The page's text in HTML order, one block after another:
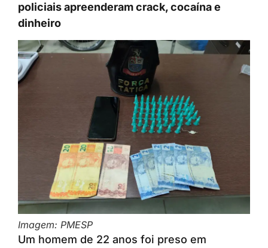
policiais apreenderam crack, cocaína e
dinheiro
Imagem: PMESP
Um homem de 22 anos foi preso em